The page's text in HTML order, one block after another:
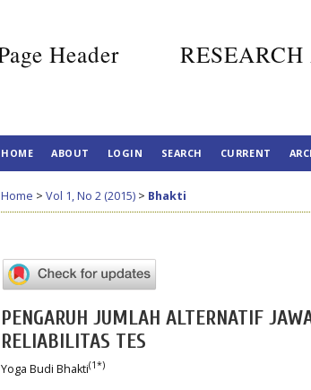
HOME ABOUT LOGIN SEARCH CURRENT
Home > Vol 1, No 2 (2015) > Bhakti
PENGARUH JUMLAH ALTERNATIF
RELIABILITAS TES
Yoga Budi Bhakti(1*)